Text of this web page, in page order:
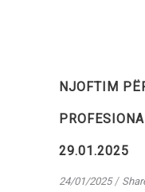
NJOFTIM
29.01.2025
24/01/2025